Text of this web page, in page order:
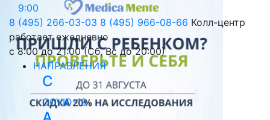
9:00
8 (495) 266-03-03 8 (495) 966-08-66 Колл-центр
работает ежедневно
с 8:00 до 21:00 (Сб, Вс до 20:00)
НАПРАВЛЕНИЯ
C
COVID-19